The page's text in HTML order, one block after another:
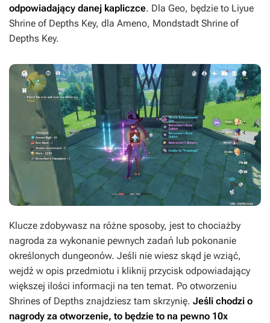
odpowiadający danej kapliczce. Dla Geo, będzie to Liyue
Shrine of Depths Key, dla Ameno, Mondstadt Shrine of
Depths Key.
Klucze zdobywasz na różne sposoby, jest to chociażby
nagroda za wykonanie pewnych zadań lub pokonanie
określonych dungeonów. Jeśli nie wiesz skąd je wziąć,
wejdź w opis przedmiotu i kliknij przycisk odpowiadający
większej ilości informacji na ten temat. Po otworzeniu
Shrines of Depths znajdziesz tam skrzynię. Jeśli chodzi o
nagrody za otworzenie, to będzie to na pewno 10x